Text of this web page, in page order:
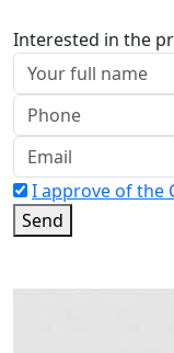
Interested in the
I approve of the
Send